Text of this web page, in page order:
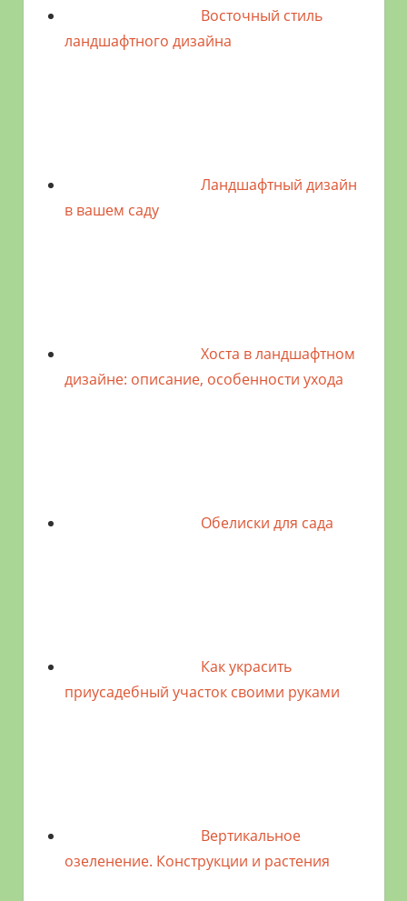
Восточный стиль
ландшафтного дизайна
Ландшафтный дизайн
в вашем саду
Хоста в ландшафтном
дизайне: описание, особенности ухода
Обелиски для сада
Как украсить
приусадебный участок своими руками
Вертикальное
озеленение. Конструкции и растения